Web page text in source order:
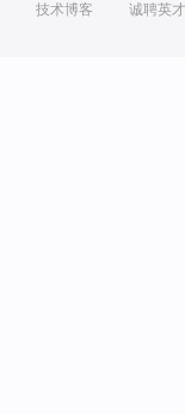
技术博客 诚聘英才